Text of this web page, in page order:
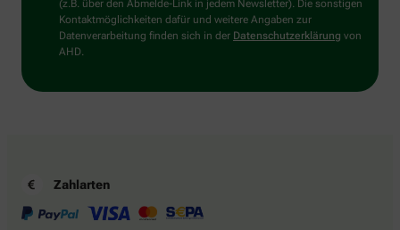
den
Stern.
(z.B. über den Abmelde-Link in jedem Newsletter). Die sonstigen
Kontaktmöglichkeiten dafür und weitere Angaben zur
Datenverarbeitung finden sich in der Datenschutzerklärung von
AHD.
Zahlarten